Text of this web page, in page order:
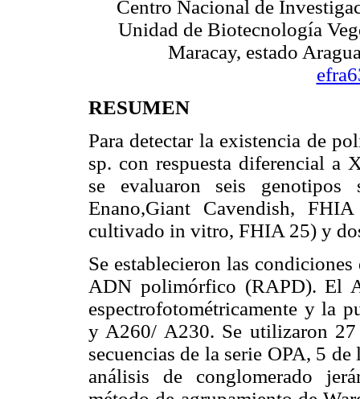
Centro Nacional de
Unidad de Biotecnología
Maracay, estado
RESUMEN
Para detectar la existencia de
sp. con respuesta diferencial a
se evaluaron seis genotipos
Enano,Giant Cavendish,
cultivado in vitro, FHIA 25) y
Se establecieron las
ADN polimórfico (RAPD). El
espectrofotométricamente y la
y A260/ A230. Se utilizaron 27
secuencias de la serie OPA, 5
análisis de conglomerado